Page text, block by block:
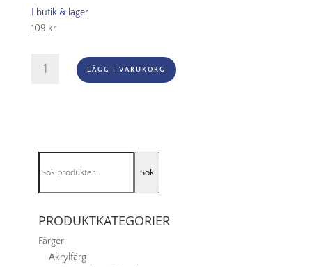
I butik & lager
109 kr
Series
mängd
LÄGG I VARUKORG
efter:
Sök
PRODUKTKATEGORIER
Färger
Akrylfärg